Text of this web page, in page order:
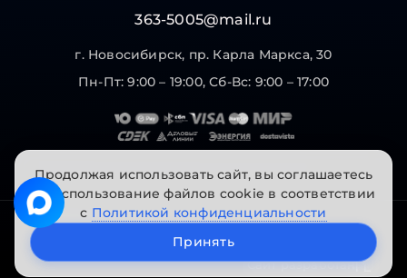
363-5005@mail.ru
г. Новосибирск, пр. Карла Маркса, 30
Пн-Пт: 9:00 – 19:00, Сб-Вс: 9:00 – 17:00
© 2026 "Инструменты на Горской". Все права
Сайт разработан
Продолжая использовать сайт, вы соглашаетесь
на использование файлов cookie в соответствии
с Политикой конфиденциальности
Принять